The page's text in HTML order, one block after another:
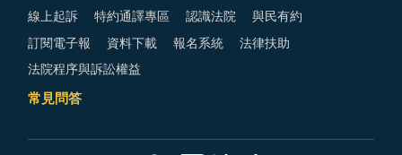
線上起訴 特約通譯專區 認識法院 與民有約
訂閱電子報 資料下載 報名系統 法律扶助
法院程序與訴訟權益
常見問答